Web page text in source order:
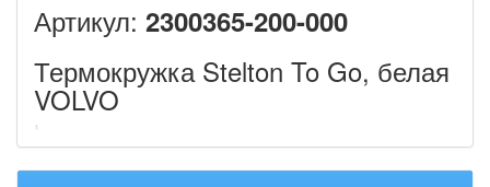
Артикул: 2300365-200-000
Термокружка Stelton To Go, белая
VOLVO